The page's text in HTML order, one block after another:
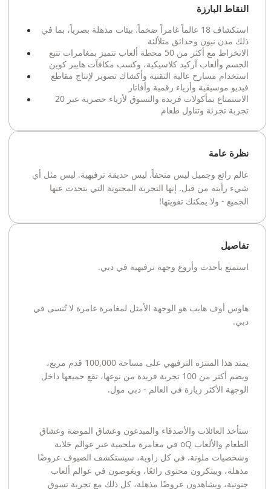
النقاط البارزة
استكشاف 18 عالماً غامراً ضخماً. بيئات مذهلة بصرياً، بما في
ذلك مدن نيون وحدائق متلألئة
الانخراط مع أكثر من 50 محطة ألعاب تتميز بمغامرات تتبع
الجسم وألعاب آركيد كلاسيكية، وكسب مكافآت هايبر كوين
استخدام مسارح عالية التقنية وأكشاك تصوير لإنتاج مقاطع
فيديو موسيقية وأزياء رقمية وأفاتار
الاستمتاع بمأكولات فريدة والتسوق لأزياء حصرية عبر 20
تجربة تجزئة وتناول طعام
نظرة عامة
عالم رائع وجميل ليس متحفاً. ليس حديقة ترفيهية. ليس مثل أي
شيء رأيته من قبل. إنها التجربة المجنونة التي يتحدث عنها
الجميع - ولا يمكنك تفويتها!
تفاصيل
استمتع بأحدث وأروع وجهة ترفيهية في دبي.
هاوس أوف هايب هو الوجهة الأمثل لمغامرة غامرة لا تُنسى في
دبي.
يمتد هذا المنتزه الترفيهي على مساحة 100,000 قدم مربع،
ويضم أكثر من 100 تجربة فريدة من نوعها، تقع جميعها داخل
الوجهة الأكثر زيارة في العالم - دبي مول.
ستأخذ العائلات والأصدقاء والمبدعون وعشاق الموضة وعشاق
الطعام والألعاب oQ في مغامرة ملحمية عبر عوالم خلابة
وشخصيات ملونة. في كل زاوية، سيستكشف الضيوف عروضًا
مذهلة، ويبتكرون محتوى رائعًا، ويغوصون في عوالم ألعاب
جنونية، ويشاهدون عروضًا مذهلة، كل ذلك مع تجربة تسوق